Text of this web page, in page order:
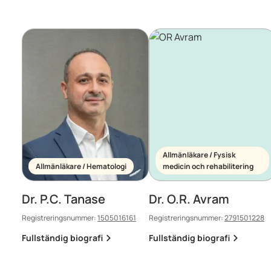
Allmänläkare / Hematologi
Dr. P.C. Tanase
Registreringsnummer:1505016161
Fullständig biografi
Allmänläkare / Fysisk
medicin och rehabilitering
Dr. O.R. Avram
Registreringsnummer:2791501228
Fullständig biografi